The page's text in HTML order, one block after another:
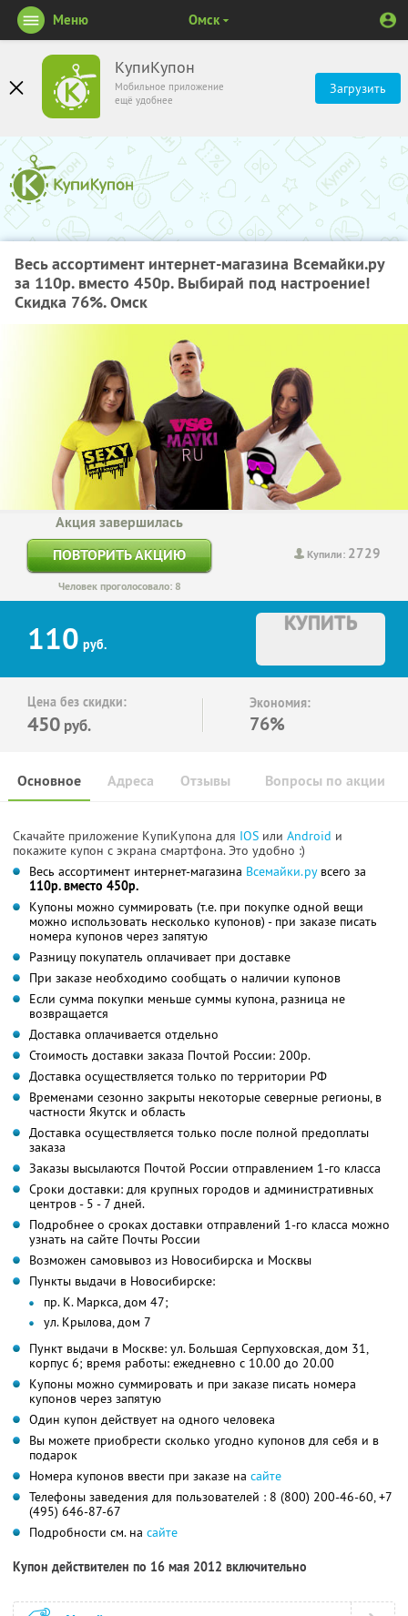
КупиКупон
Мобильное приложение
ещё удобнее
Загрузить
Меню Омск
Весь ассортимент интернет-магазина Всемайки.ру
за 110р. вместо 450р. Выбирай под настроение!
Скидка 76%. Омск
Купили: 2729
Акция завершилась
ПОВТОРИТЬ АКЦИЮ
Человек проголосовало: 8
110 руб.
КУПИТЬ
Цена без скидки:
450 руб.
Экономия:
76%
Основное Отзывы Вопросы по акции
Адреса
Скачайте приложение КупиКупона для IOS или Android и
покажите купон с экрана смартфона. Это удобно :)
Весь ассортимент интернет-магазина Всемайки.рувсего за
110р. вместо 450р.
Купоны можно суммировать (т.е. при покупке одной вещи
можно использовать несколько купонов) - при заказе писать
номера купонов через запятую
Разницу покупатель оплачивает при доставке
При заказе необходимо сообщать о наличии купонов
Если сумма покупки меньше суммы купона, разница не
возвращается
Доставка оплачивается отдельно
Стоимость доставки заказа Почтой России: 200р.
Доставка осуществляется только по территории РФ
Временами сезонно закрыты некоторые северные регионы, в
частности Якутск и область
Доставка осуществляется только после полной предоплаты
заказа
Заказы высылаются Почтой России отправлением 1-го класса
Сроки доставки: для крупных городов и административных
центров - 5 - 7 дней.
Подробнее о сроках доставки отправлений 1-го класса можно
узнать на сайте Почты России
Возможен самовывоз из Новосибирска и Москвы
Пункты выдачи в Новосибирске:
пр. К. Маркса, дом 47;
ул. Крылова, дом 7
Пункт выдачи в Москве: ул. Большая Серпуховская, дом 31,
корпус 6; время работы: ежедневно с 10.00 до 20.00
Купоны можно суммировать и при заказе писать номера
купонов через запятую
Один купон действует на одного человека
Вы можете приобрести сколько угодно купонов для себя и в
подарок
Номера купонов ввести при заказе на сайте
Телефоны заведения для пользователей : 8 (800) 200-46-60, +7
(495) 646-87-67
Подробности см. на сайте
Купон действителен по 16 мая 2012 включительно